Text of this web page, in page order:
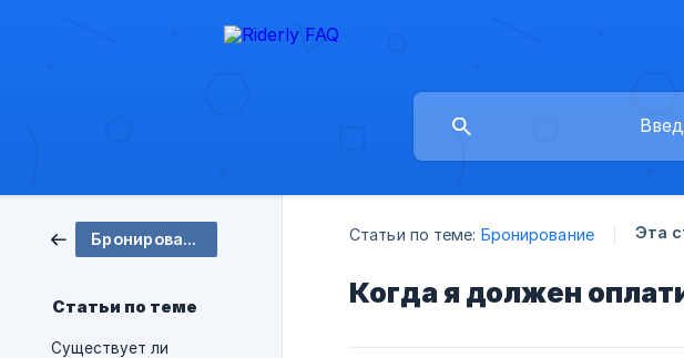
Бронирование
Статьи по теме
Существует ли
Статьи по теме: Бронирование Эта
Когда я должен